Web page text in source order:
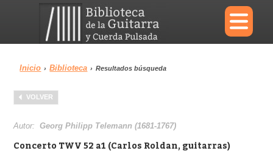
×
Menu
Biblioteca Diccionario
Inicio › Biblioteca › Resultados búsqueda
VOLVER
Autor:Georg Philipp Telemann (1681-1767)
Concerto TWV 52 a1 (Carlos Roldan, guitarras)